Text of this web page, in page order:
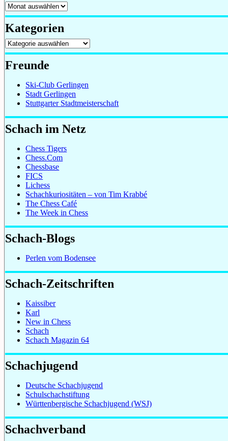
Archiv
Kategorien
Kategorien
Freunde
Ski-Club Gerlingen
Stadt Gerlingen
Stuttgarter Stadtmeisterschaft
Schach im Netz
Chess Tigers
Chess.Com
Chessbase
FICS
Lichess
Schachkuriositäten – von Tim Krabbé
The Chess Café
The Week in Chess
Schach-Blogs
Perlen vom Bodensee
Schach-Zeitschriften
Kaissiber
Karl
New in Chess
Schach
Schach Magazin 64
Schachjugend
Deutsche Schachjugend
Schulschachstiftung
Württenbergische Schachjugend (WSJ)
Schachverband